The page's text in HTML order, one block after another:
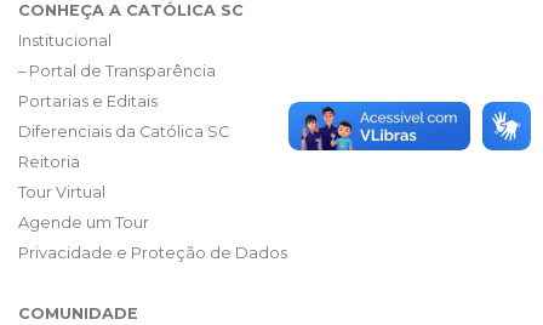
CONHEÇA A CATÓLICA SC
Institucional
– Portal de Transparência
Portarias e Editais
Diferenciais da Católica SC
Reitoria
Tour Virtual
Agende um Tour
Privacidade e Proteção de Dados
COMUNIDADE